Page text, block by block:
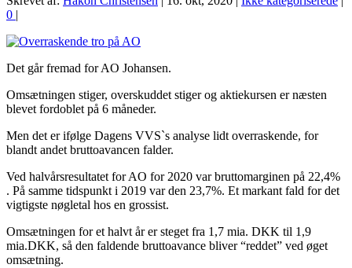
0 |
Det går fremad for AO Johansen.
Omsætningen stiger, overskuddet stiger og aktiekursen er næsten
blevet fordoblet på 6 måneder.
Men det er ifølge Dagens VVS`s analyse lidt overraskende, for
blandt andet bruttoavancen falder.
Ved halvårsresultatet for AO for 2020 var bruttomarginen på 22,4%
. På samme tidspunkt i 2019 var den 23,7%. Et markant fald for det
vigtigste nøgletal hos en grossist.
Omsætningen for et halvt år er steget fra 1,7 mia. DKK til 1,9
mia.DKK, så den faldende bruttoavance bliver “reddet” ved øget
omsætning.